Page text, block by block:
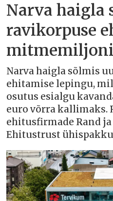
Narva haigla
ravikorpuse
Narva haigla sõlmis
ehitamise lepingu,
osutus esialgu
euro võrra kallimaks.
ehitusfirmade Rand
Ehitustrust